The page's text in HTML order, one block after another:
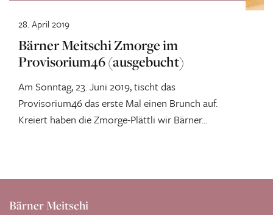
Bärner Meitschi Zmorge im
Provisorium46 (ausgebucht)
Am Sonntag, 23. Juni 2019, tischt das
Provisorium46 das erste Mal einen Brunch auf.
Kreiert haben die Zmorge-Plättli wir Bärner...
28. April 2019
Bärner Meitschi